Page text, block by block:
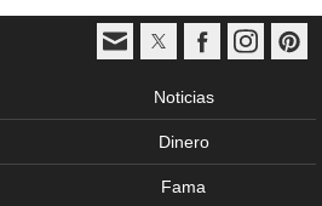
Noticias
Dinero
Fama